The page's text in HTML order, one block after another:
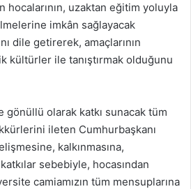
hocalarının, uzaktan eğitim yoluyla
imkân sağlayacak
dile getirerek, amaçlarının
kültürler ile tanıştırmak olduğunu
gönüllü olarak katkı sunacak tüm
ileten Cumhurbaşkanı
kalkınmasına,
sebebiyle, hocasından
camiamızın tüm mensuplarına